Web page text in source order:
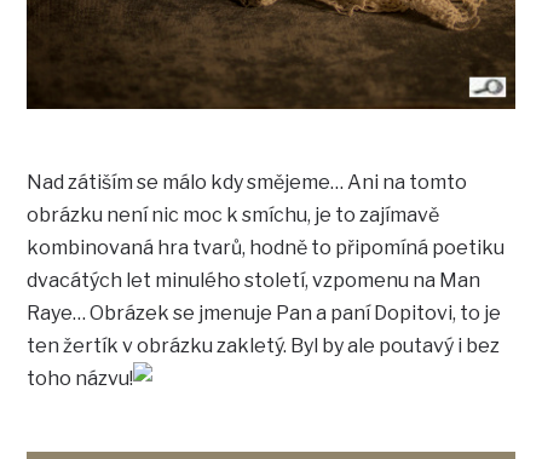
Nad zátiším se málo kdy smějeme… Ani na tomto
obrázku není nic moc k smíchu, je to zajímavě
kombinovaná hra tvarů, hodně to připomíná poetiku
dvacátých let minulého století, vzpomenu na Man
Raye… Obrázek se jmenuje Pan a paní Dopitovi, to je
ten žertík v obrázku zakletý. Byl by ale poutavý i bez
toho názvu!